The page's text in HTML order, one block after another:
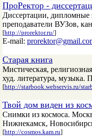
ПроРектор -
Диссертации, дипломные
преподаватели ВУЗов,
[http://prorektor.ru/]
E-mail:
Старая книга
Мистическая,
худ. литература, музыка.
[http://starbook.webservis.ru/
Твой дом виден из
Снимки из космоса.
Нижнекамск,
[http://cosmos.kam.ru]